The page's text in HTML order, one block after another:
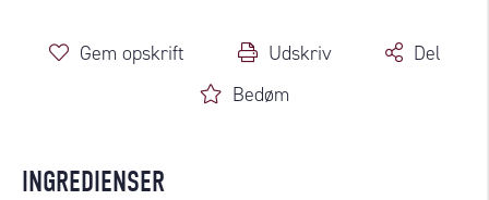
Gem opskrift Udskriv
Del
Bedøm
INGREDIENSER